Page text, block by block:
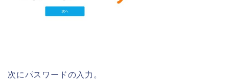
次にパスワードの入力。